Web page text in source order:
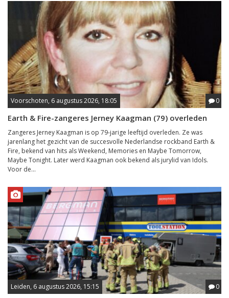
Voorschoten, 6 augustus 2026, 18:05 0
Earth & Fire-zangeres Jerney Kaagman (79) overleden
Zangeres Jerney Kaagman is op 79-jarige leeftijd overleden. Ze was
jarenlang het gezicht van de succesvolle Nederlandse rockband Earth &
Fire, bekend van hits als Weekend, Memories en Maybe Tomorrow,
Maybe Tonight. Later werd Kaagman ook bekend als jurylid van Idols.
Voor de...
Leiden, 6 augustus 2026, 15:15 0